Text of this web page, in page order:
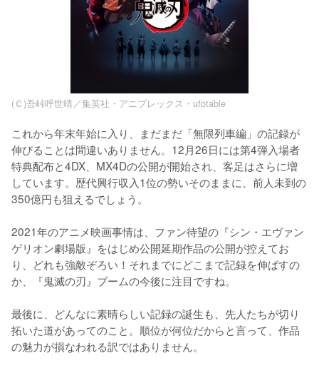
(Ｃ)吾峠呼世晴／集英社・アニプレックス・ufotable
これから年末年始に入り、まだまだ「無限列車編」の記録が
伸びることは間違いありません。12月26日には第4弾入場者
特典配布と4DX、MX4Dの公開が開始され、客足はさらに増
しています。歴代興行収入1位の勢いそのままに、前人未到の
350億円も狙えるでしょう。
2021年のアニメ映画事情は、ファン待望の『シン・エヴァン
ゲリオン劇場版』をはじめ公開延期作品の公開が控えてお
り、どれも強敵ぞろい！それまでにどこまで記録を伸ばすの
か、『鬼滅の刃』ブームの今後に注目ですね。
最後に、どんなに素晴らしい記録の誕生も、先人たちが切り
拓いた道があってのこと。順位が何位だからと言って、作品
の魅力が損なわれる訳ではありません。